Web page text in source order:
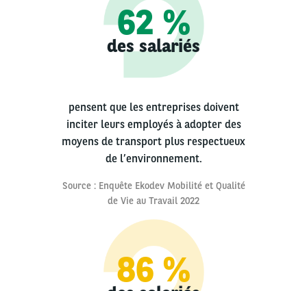
62 %
des salariés
pensent que les entreprises doivent
inciter leurs employés à adopter des
moyens de transport plus respectueux
de l’environnement.
Source : Enquête Ekodev Mobilité et Qualité
de Vie au Travail 2022
86 %